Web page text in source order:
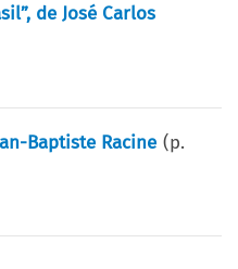
de José Carlos
Baptiste Racine (p.